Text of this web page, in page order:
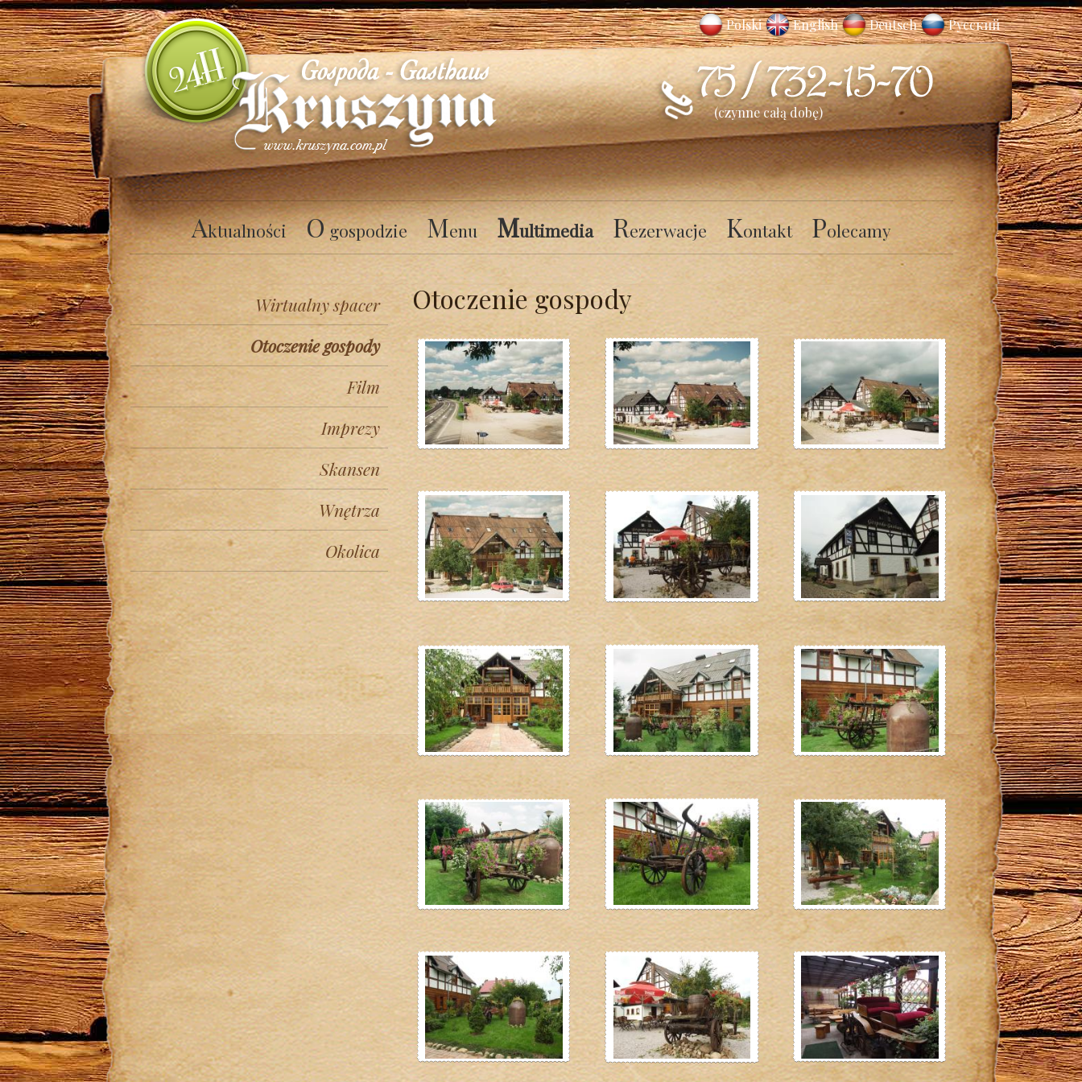
Polski English Deutsch Русский
(czynne całą dobę)
Aktualności Ogospodzie Menu Multimedia Rezerwacje Kontakt Polecamy
Wirtualny spacer
Otoczenie gospody
Film
Imprezy
Skansen
Wnętrza
Okolica
Otoczenie gospody